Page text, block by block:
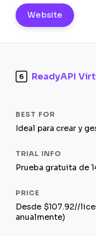
Website
6 ReadyAPI
Ideal para crear y
Prueba gratuita de
Desde $107.92//
anualmente)